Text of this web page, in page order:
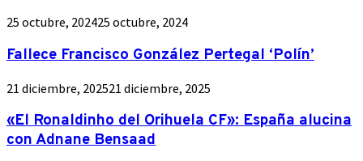
25 octubre, 202425 octubre, 2024
Fallece Francisco González Pertegal ‘Polín’
21 diciembre, 202521 diciembre, 2025
«El Ronaldinho del Orihuela CF»: España alucina
con Adnane Bensaad